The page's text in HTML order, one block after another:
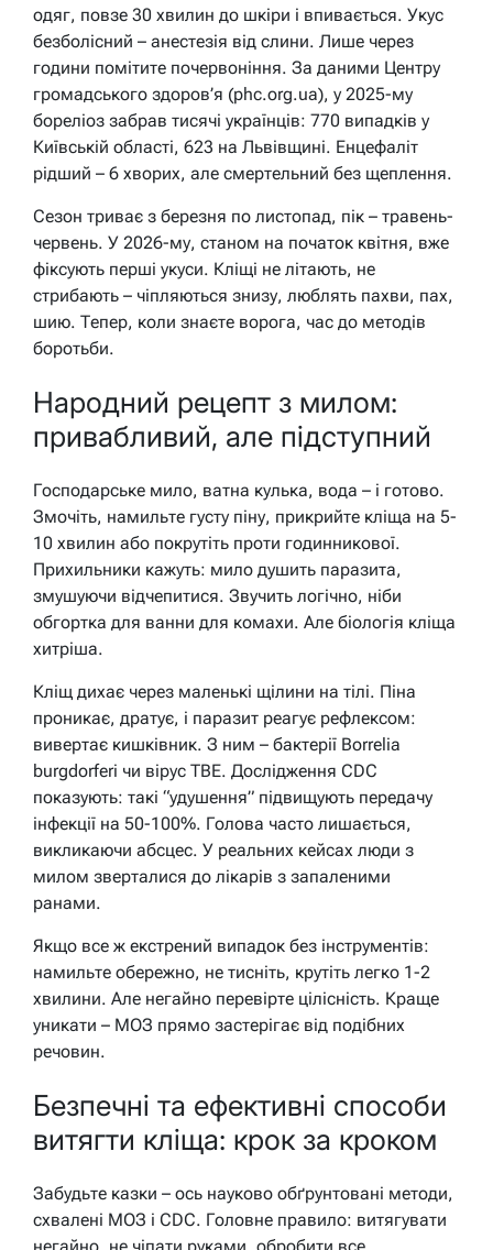
одяг, повзе 30 хвилин до шкіри і впивається. Укус
безболісний – анестезія від слини. Лише через
години помітите почервоніння. За даними Центру
громадського здоров’я (phc.org.ua), у 2025-му
бореліоз забрав тисячі українців: 770 випадків у
Київській області, 623 на Львівщині. Енцефаліт
рідший – 6 хворих, але смертельний без щеплення.
Сезон триває з березня по листопад, пік – травень-
червень. У 2026-му, станом на початок квітня, вже
фіксують перші укуси. Кліщі не літають, не
стрибають – чіпляються знизу, люблять пахви, пах,
шию. Тепер, коли знаєте ворога, час до методів
боротьби.
Народний рецепт з милом:
привабливий, але підступний
Господарське мило, ватна кулька, вода – і готово.
Змочіть, намильте густу піну, прикрийте кліща на 5-
10 хвилин або покрутіть проти годинникової.
Прихильники кажуть: мило душить паразита,
змушуючи відчепитися. Звучить логічно, ніби
обгортка для ванни для комахи. Але біологія кліща
хитріша.
Кліщ дихає через маленькі щілини на тілі. Піна
проникає, дратує, і паразит реагує рефлексом:
вивертає кишківник. З ним – бактерії Borrelia
burgdorferi чи вірус TBE. Дослідження CDC
показують: такі “удушення” підвищують передачу
інфекції на 50-100%. Голова часто лишається,
викликаючи абсцес. У реальних кейсах люди з
милом зверталися до лікарів з запаленими
ранами.
Якщо все ж екстрений випадок без інструментів:
намильте обережно, не тисніть, крутіть легко 1-2
хвилини. Але негайно перевірте цілісність. Краще
уникати – МОЗ прямо застерігає від подібних
речовин.
Безпечні та ефективні способи
витягти кліща: крок за кроком
Забудьте казки – ось науково обґрунтовані методи,
схвалені МОЗ і CDC. Головне правило: витягувати